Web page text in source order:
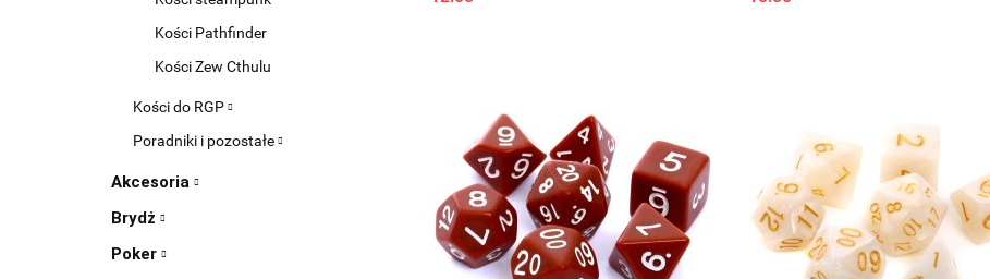
Kości Pathfinder
Kości Zew Cthulu
Kości do RGP
Poradniki i pozostałe
Akcesoria
Brydż
Poker